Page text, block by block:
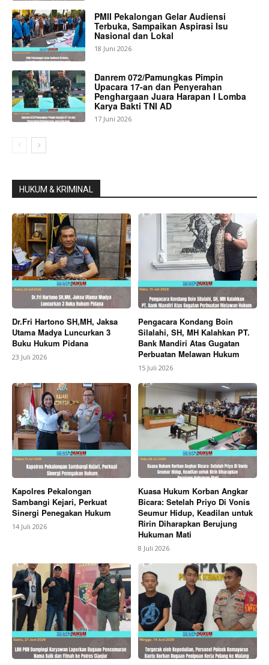
PMII Pekalongan Gelar Audiensi
Terbuka, Sampaikan Aspirasi Isu
Nasional dan Lokal
18 Juni 2026
Danrem 072/Pamungkas Pimpin
Upacara 17-an dan Penyerahan
Penghargaan Juara Harapan I Lomba
Karya Bakti TNI AD
17 Juni 2026
HUKUM & KRIMINAL
Dr.Fri Hartono SH,MH, Jaksa
Utama Madya Luncurkan 3
Buku Hukum Pidana
23 Juli 2026
Pengacara Kondang Boin
Silalahi, SH, MH Kalahkan PT.
Bank Mandiri Atas Gugatan
Perbuatan Melawan Hukum
15 Juli 2026
Kapolres Pekalongan
Sambangi Kejari, Perkuat
Sinergi Penegakan Hukum
14 Juli 2026
Kuasa Hukum Korban Angkar
Bicara: Setelah Priyo Di Vonis
Seumur Hidup, Keadilan untuk
Ririn Diharapkan Berujung
Hukuman Mati
8 Juli 2026